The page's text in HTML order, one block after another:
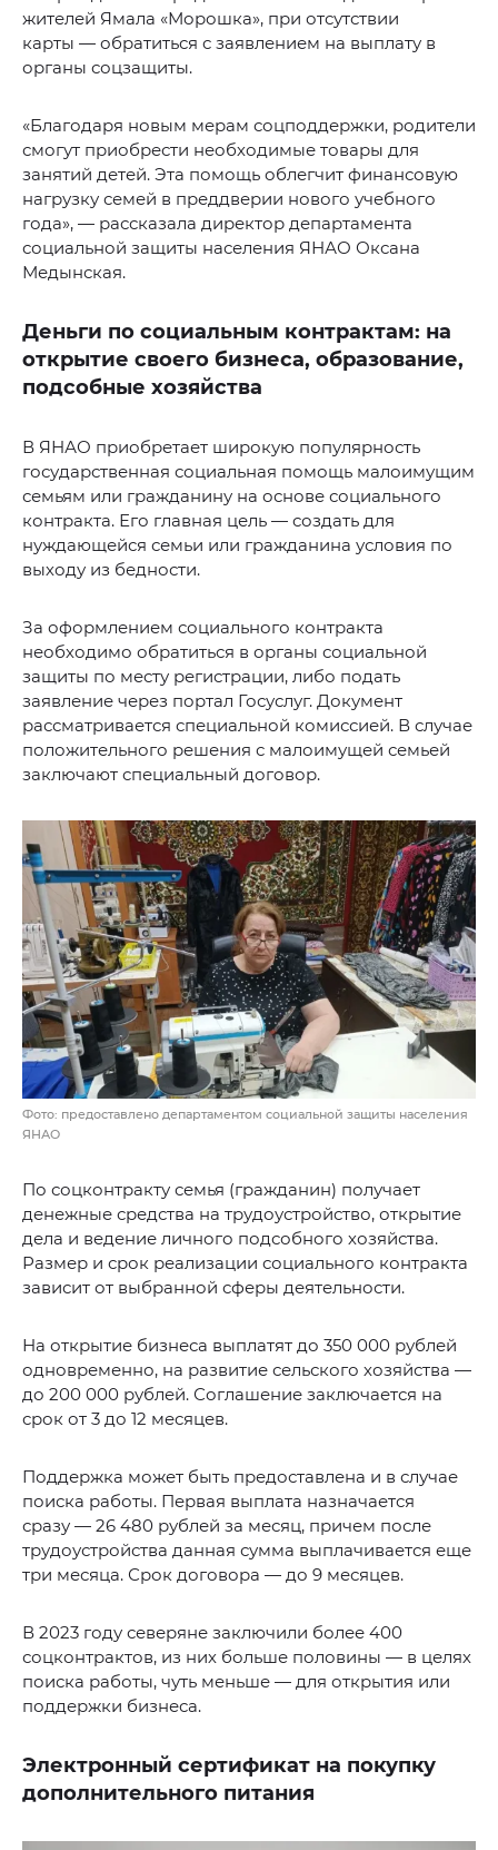
жителей Ямала «Морошка», при отсутствии
карты — обратиться с заявлением на выплату в
органы соцзащиты.
«Благодаря новым мерам соцподдержки, родители
смогут приобрести необходимые товары для
занятий детей. Эта помощь облегчит финансовую
нагрузку семей в преддверии нового учебного
года», — рассказала директор департамента
социальной защиты населения ЯНАО Оксана
Медынская.
Деньги по социальным контрактам: на
открытие своего бизнеса, образование,
подсобные хозяйства
В ЯНАО приобретает широкую популярность
государственная социальная помощь малоимущим
семьям или гражданину на основе социального
контракта. Его главная цель — создать для
нуждающейся семьи или гражданина условия по
выходу из бедности.
За оформлением социального контракта
необходимо обратиться в органы социальной
защиты по месту регистрации, либо подать
заявление через портал Госуслуг. Документ
рассматривается специальной комиссией. В случае
положительного решения с малоимущей семьей
заключают специальный договор.
Фото: предоставлено департаментом социальной защиты населения
ЯНАО
По соцконтракту семья (гражданин) получает
денежные средства на трудоустройство, открытие
дела и ведение личного подсобного хозяйства.
Размер и срок реализации социального контракта
зависит от выбранной сферы деятельности.
На открытие бизнеса выплатят до 350 000 рублей
одновременно, на развитие сельского хозяйства —
до 200 000 рублей. Соглашение заключается на
срок от 3 до 12 месяцев.
Поддержка может быть предоставлена и в случае
поиска работы. Первая выплата назначается
сразу — 26 480 рублей за месяц, причем после
трудоустройства данная сумма выплачивается еще
три месяца. Срок договора — до 9 месяцев.
В 2023 году северяне заключили более 400
соцконтрактов, из них больше половины — в целях
поиска работы, чуть меньше — для открытия или
поддержки бизнеса.
Электронный сертификат на покупку
дополнительного питания